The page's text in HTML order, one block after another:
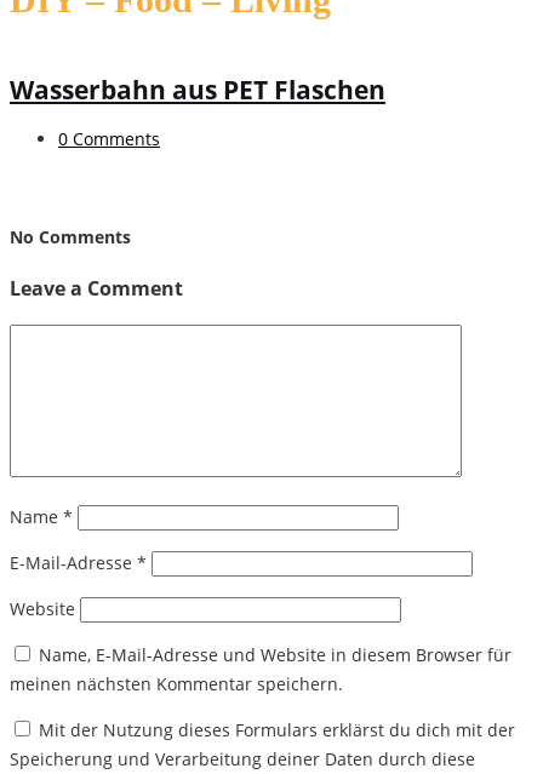
Wasserbahn aus PET Flaschen
0 Comments
No Comments
Leave a Comment
Name *
E-Mail-Adresse *
Website
Name, E-Mail-Adresse und Website in diesem Browser für
meinen nächsten Kommentar speichern.
Mit der Nutzung dieses Formulars erklärst du dich mit der
Speicherung und Verarbeitung deiner Daten durch diese